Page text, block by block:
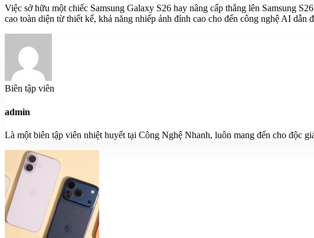
Việc sở hữu một chiếc Samsung Galaxy S26 hay nâng cấp thẳng lên Samsung
cao toàn diện từ thiết kế, khả năng nhiếp ảnh đỉnh cao cho đến công nghệ AI
Biên tập viên
admin
Là một biên tập viên nhiệt huyết tại Công Nghệ Nhanh, luôn mang đến cho độc